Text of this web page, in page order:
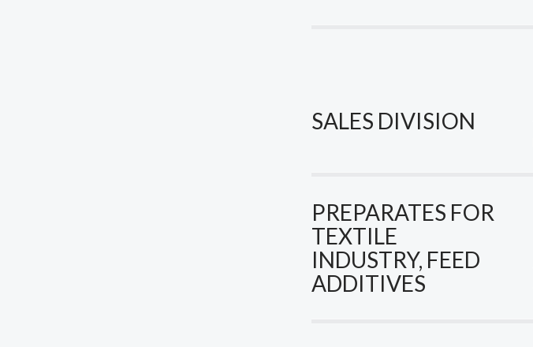
SALES DIVISION
PREPARATES FOR
TEXTILE
INDUSTRY, FEED
ADDITIVES